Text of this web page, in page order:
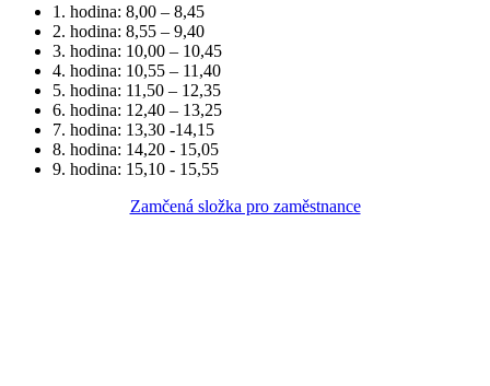
1. hodina: 8,00 – 8,45
2. hodina: 8,55 – 9,40
3. hodina: 10,00 – 10,45
4. hodina: 10,55 – 11,40
5. hodina: 11,50 – 12,35
6. hodina: 12,40 – 13,25
7. hodina: 13,30 -14,15
8. hodina: 14,20 - 15,05
9. hodina: 15,10 - 15,55
Zamčená složka pro zaměstnance